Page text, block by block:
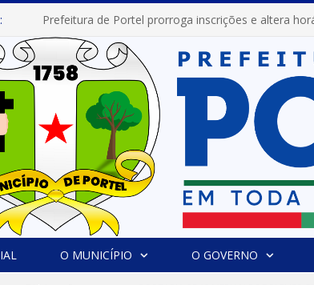
O MUNICÍPIO O GOVERNO